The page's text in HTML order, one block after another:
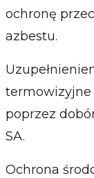
ochronę
azbestu.
termowizyjne
poprzez
SA.
Ochrona